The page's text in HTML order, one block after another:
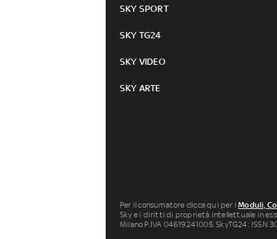
SKY SPORT
SKY TG24
SKY VIDEO
SKY ARTE
Per il consumatore clicca qui per iModuli,
Sky e i diritti di proprietà intellettuale in
Milano P.IVA 04619241005. SkyTG24: ISSN